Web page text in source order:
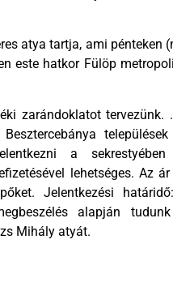
atya tartja, ami pénteken
este hatkor Fülöp
zarándoklatot tervezünk.
települések
a sekrestyében
lehetséges. Az
Jelentkezési
alapján
Mihály atyát.